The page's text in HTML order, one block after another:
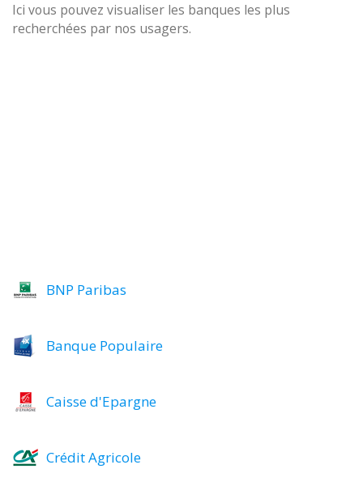
Ici vous pouvez visualiser les banques les plus
recherchées par nos usagers.
BNP Paribas
Banque Populaire
Caisse d'Epargne
Crédit Agricole